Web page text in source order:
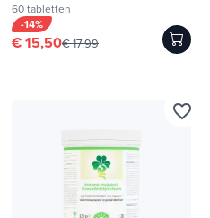
60 tabletten
-14%
€ 15,50€ 17,99
favorite_border